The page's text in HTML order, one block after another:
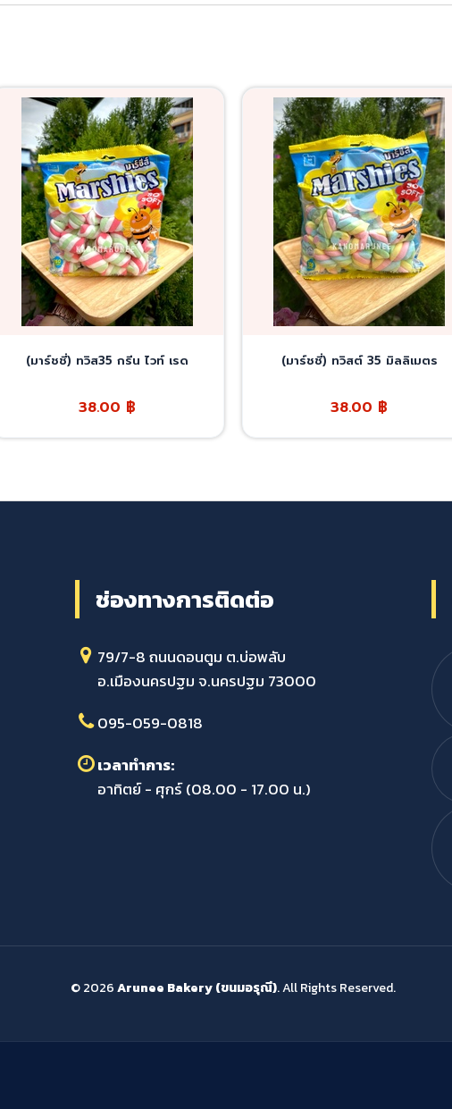
(มาร์ชชี่) ทวิส35 กรีน ไวท์ เรด
38.00 ฿
(มาร์ชชี่) ทวิสต์ 35 มิลลิเมตร
38.00 ฿
ช่องทางการติดต่อ
79/7-8 ถนนดอนตูม ต.บ่อพลับ
อ.เมืองนครปฐม จ.นครปฐม 73000
095-059-0818
เวลาทำการ:
อาทิตย์ - ศุกร์ (08.00 - 17.00 น.)
© 2026Arunee Bakery (ขนมอรุณี). All Rights Reserved.